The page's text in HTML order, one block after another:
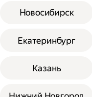
Новосибирск
Екатеринбург
Казань